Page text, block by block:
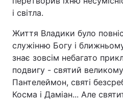
і світла.
Життя Владики було
служінню Богу і
знає зовсім небагато
подвигу - святий
Пантелеймон, святі
Косма і Даміан... Але